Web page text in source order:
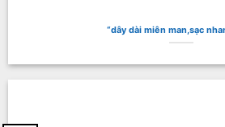
“dây dài miên man,sạc